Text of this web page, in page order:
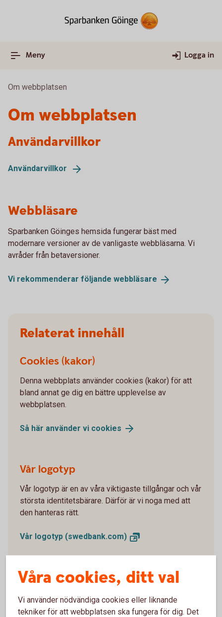
Meny Logga in
Om webbplatsen
Om webbplatsen
Användarvillkor
Användarvillkor
Webbläsare
Sparbanken Göinges hemsida fungerar bäst med
modernare versioner av de vanligaste webbläsarna. Vi
avråder från betaversioner.
Vi rekommenderar följande webbläsare
Relaterat innehåll
Cookies (kakor)
Denna webbplats använder cookies (kakor) för att
bland annat ge dig en bättre upplevelse av
webbplatsen.
Så här använder vi cookies
Vår logotyp
Vår logotyp är en av våra viktigaste tillgångar och vår
största identitetsbärare. Därför är vi noga med att
den hanteras rätt.
Vår logotyp (swedbank.com)
Länka till Sparbanken Göinge
Här finns information som kan vara bra att känna till
är du länkar till Sparbanken Göinge.
Våra cookies, ditt val
Vi använder nödvändiga cookies eller liknande
tekniker för att webbplatsen ska fungera för dig. Det